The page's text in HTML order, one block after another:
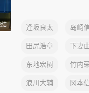
逢坂良太 岛崎
田尻浩章 下妻
东地宏树 竹内
浪川大辅 冈本